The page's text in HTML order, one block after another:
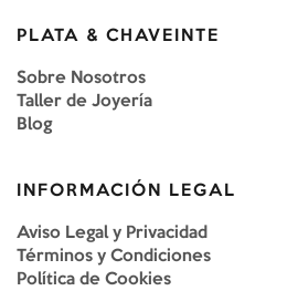
PLATA & CHAVEINTE
Sobre Nosotros
Taller de Joyería
Blog
INFORMACIÓN LEGAL
Aviso Legal y Privacidad
Términos y Condiciones
Política de Cookies